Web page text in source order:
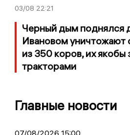
03/08 22:21
Черный дым поднялся
Ивановом уничтожают
из 350 коров, их якобы
тракторами
Главные новости